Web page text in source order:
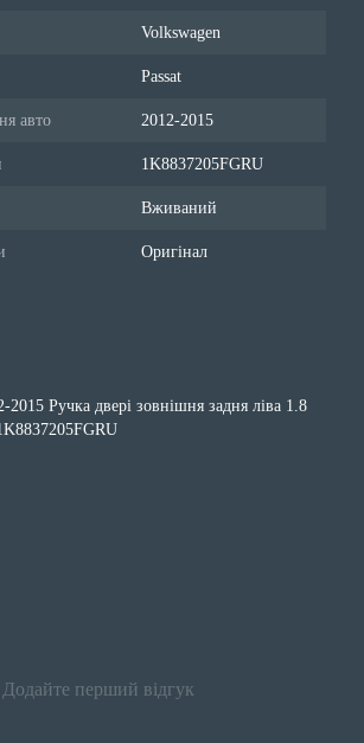
Volkswagen
Passat
авто 2012-2015
1K8837205FGRU
Вживаний
Оригінал
2015 Ручка двері зовнішня задня ліва 1.8
Додайте перший відгук